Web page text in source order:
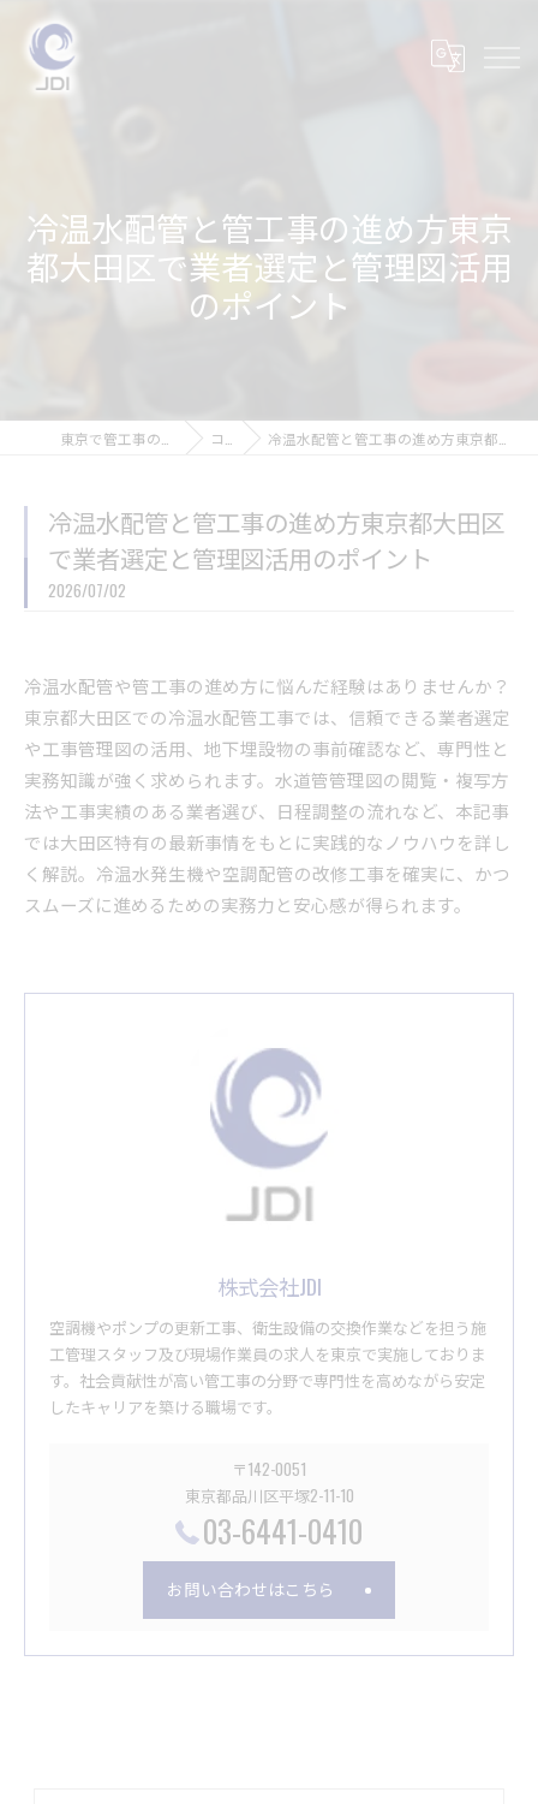
冷温水配管と管工事の進め方東京
都大田区で業者選定と管理図活用
のポイント
コラム 冷温水配管と管工事の進め方東京都大田区で業者選定と管理図活用のポイント
冷温水配管と管工事の進め方東京都大田区
で業者選定と管理図活用のポイント
2026/07/02
冷温水配管や管工事の進め方に悩んだ経験はありませんか？
東京都大田区での冷温水配管工事では、信頼できる業者選定
や工事管理図の活用、地下埋設物の事前確認など、専門性と
実務知識が強く求められます。水道管管理図の閲覧・複写方
法や工事実績のある業者選び、日程調整の流れなど、本記事
では大田区特有の最新事情をもとに実践的なノウハウを詳し
く解説。冷温水発生機や空調配管の改修工事を確実に、かつ
スムーズに進めるための実務力と安心感が得られます。
株式会社JDI
空調機やポンプの更新工事、衛生設備の交換作業などを担う施
工管理スタッフ及び現場作業員の求人を東京で実施しておりま
す。社会貢献性が高い管工事の分野で専門性を高めながら安定
したキャリアを築ける職場です。
〒142-0051
東京都品川区平塚2-11-10
03-6441-0410
お問い合わせはこちら